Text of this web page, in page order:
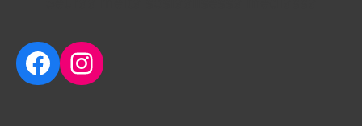
Facebook
Instagram